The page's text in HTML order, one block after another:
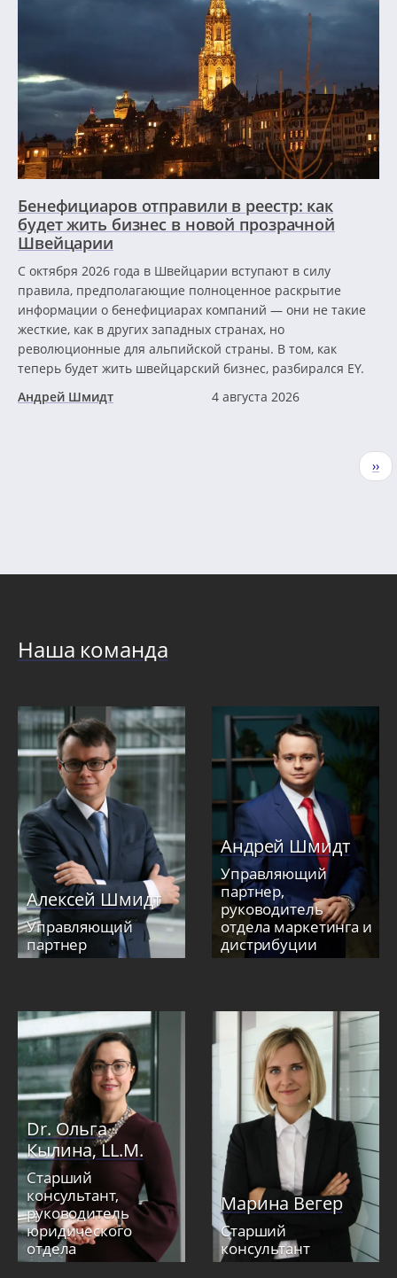
Бенефициаров отправили в реестр: как
будет жить бизнес в новой прозрачной
Швейцарии
С октября 2026 года в Швейцарии вступают в силу
правила, предполагающие полноценное раскрытие
информации о бенефициарах компаний — они не такие
жесткие, как в других западных странах, но
революционные для альпийской страны. В том, как
теперь будет жить швейцарский бизнес, разбирался EY.
Андрей Шмидт
4 августа 2026
››
Наша команда
Алексей Шмидт
Управляющий
партнер
Андрей Шмидт
Управляющий
партнер,
руководитель
отдела маркетинга и
дистрибуции
Dr. Ольга
Кылина, LL.M.
Старший
консультант,
руководитель
юридического
отдела
Марина Вегер
Старший
консультант